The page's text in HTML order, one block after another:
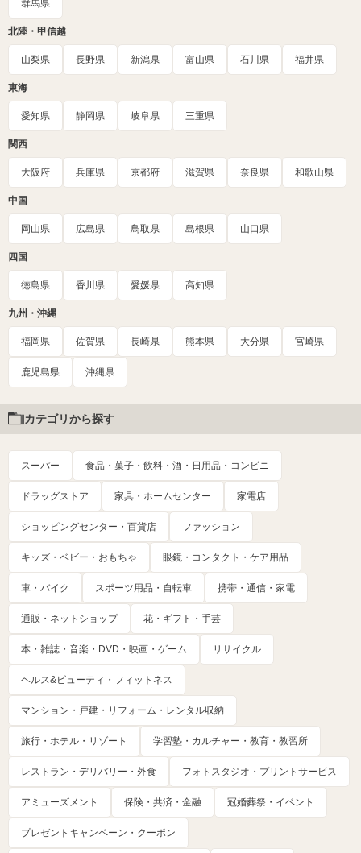
群馬県
北陸・甲信越
山梨県 長野県 新潟県 富山県 石川県 福井県
東海
愛知県 静岡県 岐阜県 三重県
関西
大阪府 兵庫県 京都府 滋賀県 奈良県 和歌山県
中国
岡山県 広島県 鳥取県 島根県 山口県
四国
徳島県 香川県 愛媛県 高知県
九州・沖縄
福岡県 佐賀県 長崎県 熊本県 大分県 宮崎県
鹿児島県 沖縄県
カテゴリから探す
スーパー 食品・菓子・飲料・酒・日用品・コンビニ
ドラッグストア 家具・ホームセンター 家電店
ショッピングセンター・百貨店 ファッション
キッズ・ベビー・おもちゃ 眼鏡・コンタクト・ケア用品
車・バイク スポーツ用品・自転車 携帯・通信・家電
通販・ネットショップ 花・ギフト・手芸
本・雑誌・音楽・DVD・映画・ゲーム リサイクル
ヘルス&ビューティ・フィットネス
マンション・戸建・リフォーム・レンタル収納
旅行・ホテル・リゾート 学習塾・カルチャー・教育・教習所
レストラン・デリバリー・外食 フォトスタジオ・プリントサービス
アミューズメント 保険・共済・金融 冠婚葬祭・イベント
プレゼントキャンペーン・クーポン